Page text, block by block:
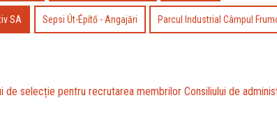
SA Sepsi Út-Építő - Angajări Parcul Industrial Câmpul
de selecție pentru recrutarea membrilor Consiliului de